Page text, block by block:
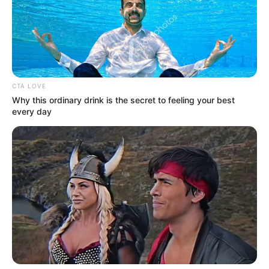
Uno de los casos más impactantes involucra el rescate de
"Zoé", una perra criolla, el pasado 19 de mayo en el barrio
CTA LOVE
Why this ordinary drink is the secret to feeling your best
every day